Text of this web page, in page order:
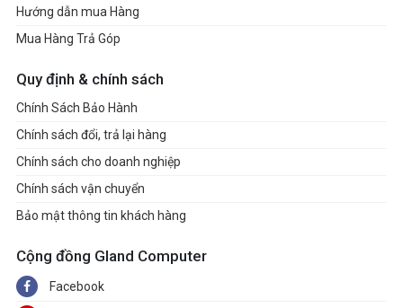
Hướng dẫn mua Hàng
Mua Hàng Trả Góp
Quy định & chính sách
Chính Sách Bảo Hành
Chính sách đổi, trả lại hàng
Chính sách cho doanh nghiệp
Chính sách vận chuyển
Bảo mật thông tin khách hàng
Cộng đồng Gland Computer
Facebook